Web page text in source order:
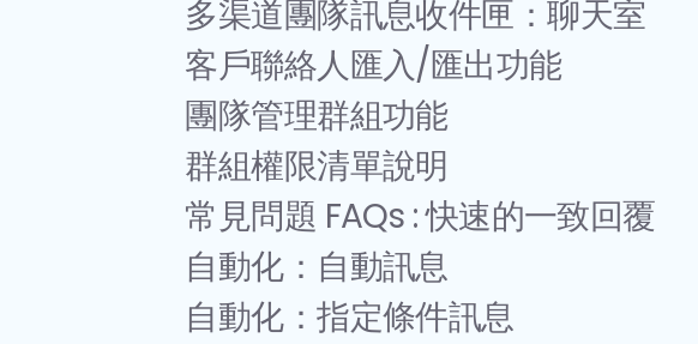
多渠道團隊訊息收件匣：聊天室
客戶聯絡人匯入/匯出功能
團隊管理群組功能
群組權限清單說明
常見問題 FAQs : 快速的一致回覆
自動化：自動訊息
自動化：指定條件訊息